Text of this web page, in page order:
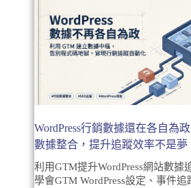
WordPress行銷數據還在各自為
數據整合，提升追蹤效率不是夢
利用GTM提升WordPress網站數據
學會GTM WordPress設定、事件追